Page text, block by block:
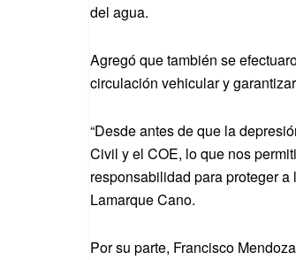
del agua.
Agregó que también se
circulación vehicular y
“Desde antes de que la
Civil y el COE, lo que nos
responsabilidad para proteger
Lamarque Cano.
Por su parte, Francisco